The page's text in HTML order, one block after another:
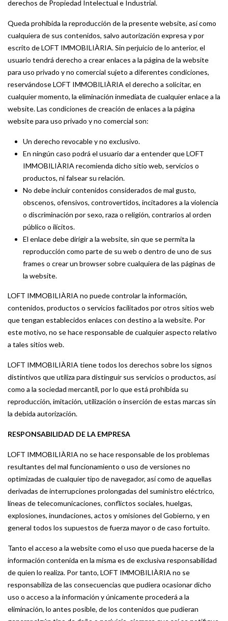
derechos de Propiedad Intelectual e Industrial.
Queda prohibida la reproducción de la presente website, así como
cualquiera de sus contenidos, salvo autorización expresa y por
escrito de LOFT IMMOBILIÀRIA. Sin perjuicio de lo anterior, el
usuario tendrá derecho a crear enlaces a la página de la website
para uso privado y no comercial sujeto a diferentes condiciones,
reservándose LOFT IMMOBILIÀRIA el derecho a solicitar, en
cualquier momento, la eliminación inmediata de cualquier enlace a la
website. Las condiciones de creación de enlaces a la página
website para uso privado y no comercial son:
Un derecho revocable y no exclusivo.
En ningún caso podrá el usuario dar a entender que LOFT
IMMOBILIÀRIA recomienda dicho sitio web, servicios o
productos, ni falsear su relación.
No debe incluir contenidos considerados de mal gusto,
obscenos, ofensivos, controvertidos, incitadores a la violencia
o discriminación por sexo, raza o religión, contrarios al orden
público o ilícitos.
El enlace debe dirigir a la website, sin que se permita la
reproducción como parte de su web o dentro de uno de sus
frames o crear un browser sobre cualquiera de las páginas de
la website.
LOFT IMMOBILIÀRIA no puede controlar la información,
contenidos, productos o servicios facilitados por otros sitios web
que tengan establecidos enlaces con destino a la website. Por
este motivo, no se hace responsable de cualquier aspecto relativo
a tales sitios web.
LOFT IMMOBILIÀRIA tiene todos los derechos sobre los signos
distintivos que utiliza para distinguir sus servicios o productos, así
como a la sociedad mercantil, por lo que está prohibida su
reproducción, imitación, utilización o inserción de estas marcas sin
la debida autorización.
RESPONSABILIDAD DE LA EMPRESA
LOFT IMMOBILIÀRIA no se hace responsable de los problemas
resultantes del mal funcionamiento o uso de versiones no
optimizadas de cualquier tipo de navegador, así como de aquellas
derivadas de interrupciones prolongadas del suministro eléctrico,
líneas de telecomunicaciones, conflictos sociales, huelgas,
explosiones, inundaciones, actos y omisiones del Gobierno, y en
general todos los supuestos de fuerza mayor o de caso fortuito.
Tanto el acceso a la website como el uso que pueda hacerse de la
información contenida en la misma es de exclusiva responsabilidad
de quien lo realiza. Por tanto, LOFT IMMOBILIÀRIA no se
responsabiliza de las consecuencias que pudiera ocasionar dicho
uso o acceso a la información y únicamente procederá a la
eliminación, lo antes posible, de los contenidos que pudieran